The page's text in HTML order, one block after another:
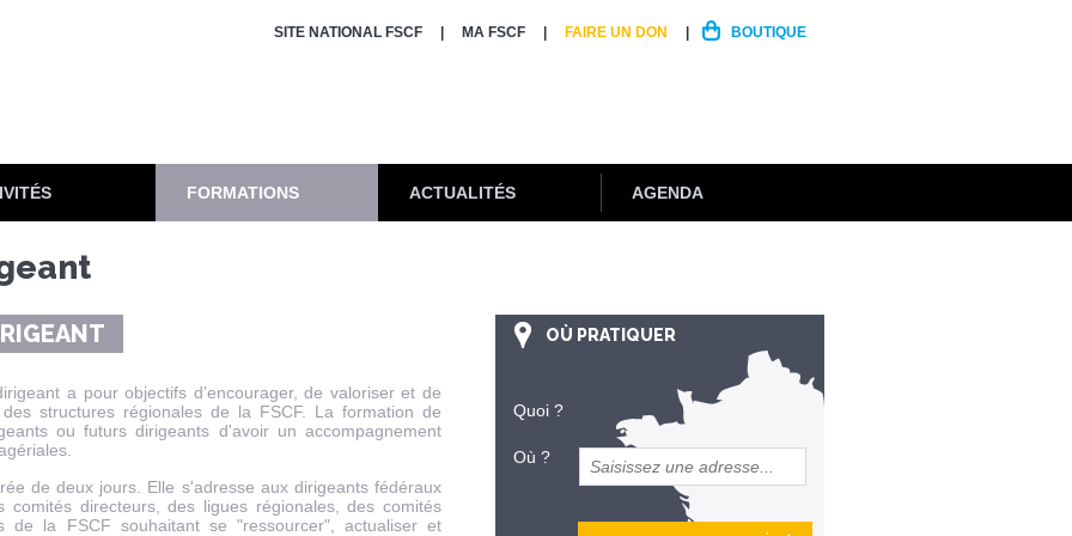
SITE NATIONAL FSCF MA FSCF FAIRE UN DON BOUTIQUE
FORMATIONS ACTUALITÉS AGENDA
a pour objectifs d’encourager, de valoriser et de
structures régionales de la FSCF. La formation de
ou futurs dirigeants d'avoir un accompagnement
de deux jours. Elle s'adresse aux dirigeants fédéraux
directeurs, des ligues régionales, des comités
de la FSCF souhaitant se "ressourcer", actualiser et
OÙ PRATIQUER
Quoi ?
Où ?
et